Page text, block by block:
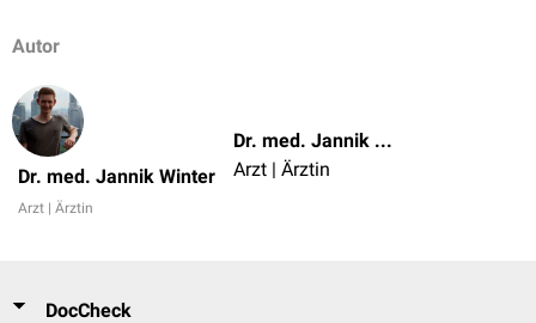
Autor
Dr. med. Jannik Winter
Arzt | Ärztin
Dr. med. Jannik Winter
Arzt | Ärztin
DocCheck